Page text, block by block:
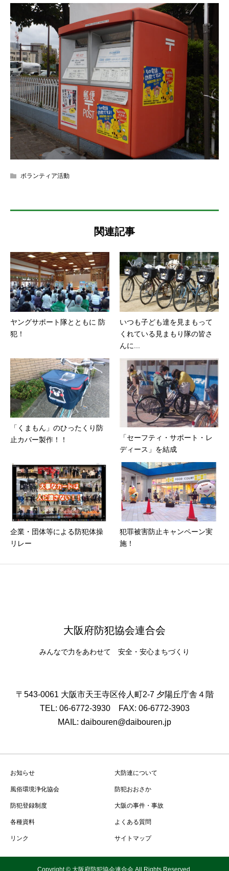
ボランティア活動
関連記事
ヤングサポート隊とともに 防
犯！
いつも子ども達を見まもって
くれている見まもり隊の皆さ
んに...
「くまもん」のひったくり防
止カバー製作！！
「セーフティ・サポート・レ
ディース」を結成
企業・団体等による防犯体操
リレー
犯罪被害防止キャンペーン実
施！
大阪府防犯協会連合会
みんなで力をあわせて 安全・安心まちづくり
〒543-0061 大阪市天王寺区伶人町2-7 夕陽丘庁舎４階
TEL: 06-6772-3930 FAX: 06-6772-3903
MAIL: daibouren@daibouren.jp
お知らせ 大防連について
風俗環境浄化協会 防犯おおさか
防犯登録制度 大阪の事件・事故
各種資料 よくある質問
リンク サイトマップ
Copyright © 大阪府防犯協会連合会 All Rights Reserved.